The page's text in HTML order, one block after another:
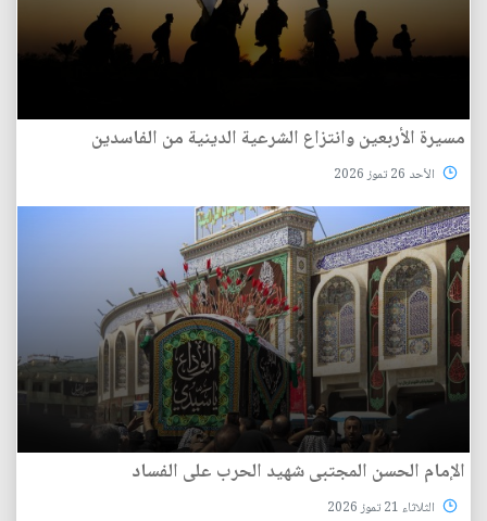
مسيرة الأربعين وانتزاع الشرعية الدينية من الفاسدين
الأحد 26 تموز 2026
الإمام الحسن المجتبى شهيد الحرب على الفساد
الثلاثاء 21 تموز 2026